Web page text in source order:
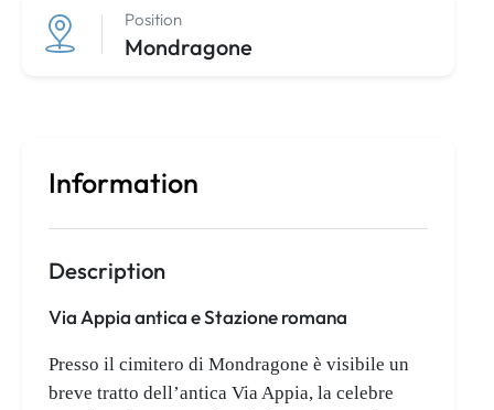
Position
Mondragone
Information
Description
Via Appia antica e Stazione romana
Presso il cimitero di Mondragone è visibile un
breve tratto dell’antica Via Appia, la celebre